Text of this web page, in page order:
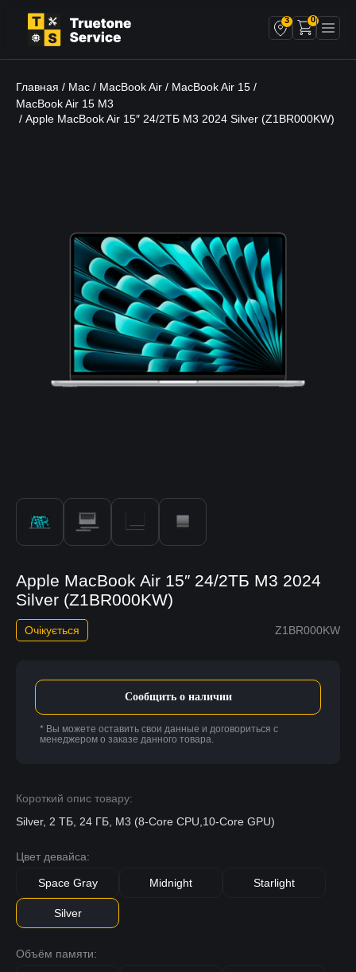
3 0
Главная / Mac / MacBook Air / MacBook Air 15 /
MacBook Air 15 M3
/ Apple MacBook Air 15″ 24/2ТБ M3 2024 Silver (Z1BR000KW)
Apple MacBook Air 15″ 24/2ТБ M3 2024
Silver (Z1BR000KW)
Z1BR000KW
Очікується
Короткий опис товару:
Silver, 2 ТБ, 24 ГБ, M3 (8-Core CPU,10-Core GPU)
Цвет девайса:
Space Gray Midnight Starlight
Silver
Объём памяти:
Сообщить о наличии
* Вы можете оставить свои данные и договориться с
менеджером о заказе данного товара.